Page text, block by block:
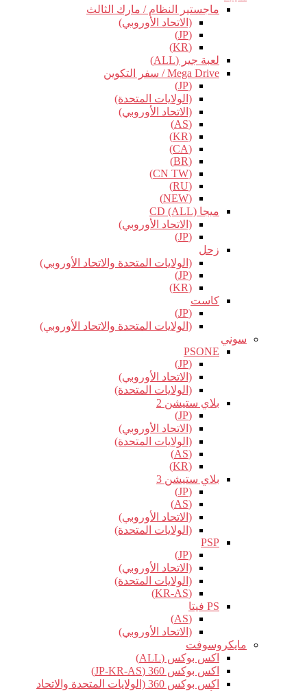
ماجستير النظام / مارك الثالث
(الاتحاد الأوروبي)
(JP)
(KR)
لعبة جير (ALL)
Mega Drive / سفر التكوين
(JP)
(الولايات المتحدة)
(الاتحاد الأوروبي)
(AS)
(KR)
(CA)
(BR)
(CN TW)
(RU)
(NEW)
ميجا CD (ALL)
(الاتحاد الأوروبي)
(JP)
زحل
(الولايات المتحدة والاتحاد الأوروبي)
(JP)
(KR)
كاست
(JP)
(الولايات المتحدة والاتحاد الأوروبي)
سوني
PSONE
(JP)
(الاتحاد الأوروبي)
(الولايات المتحدة)
بلاي ستيشن 2
(JP)
(الاتحاد الأوروبي)
(الولايات المتحدة)
(AS)
(KR)
بلاي ستيشن 3
(JP)
(AS)
(الاتحاد الأوروبي)
(الولايات المتحدة)
PSP
(JP)
(الاتحاد الأوروبي)
(الولايات المتحدة)
(KR-AS)
PS فيتا
(AS)
(الاتحاد الأوروبي)
مايكروسوفت
اكس بوكس (ALL)
اكس بوكس 360 (JP-KR-AS)
اكس بوكس 360 (الولايات المتحدة والاتحاد